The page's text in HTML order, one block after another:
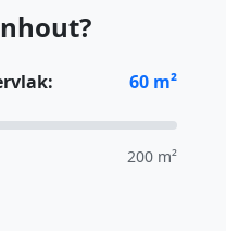
60 m²
200 m²